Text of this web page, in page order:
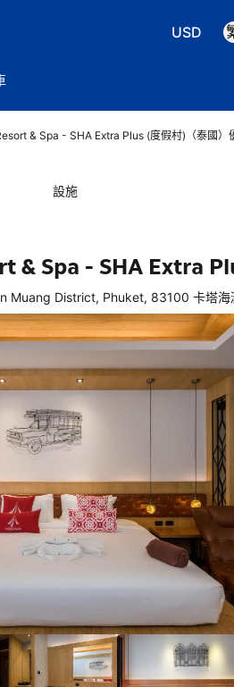
USD
& Spa - SHA Extra Plus (度假村)（泰國）
設施
& Spa - SHA Extra
Muang District, Phuket, 83100 卡塔海